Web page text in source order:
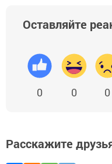
Оставляйте
0 0 0
Расскажите